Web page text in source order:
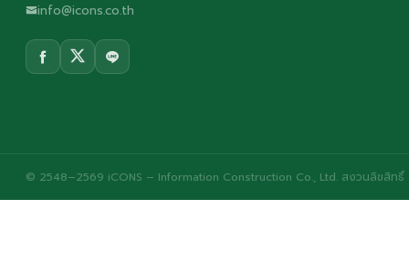
info@icons.co.th
© 2548–2569 iCONS – Information Construction Co., Ltd. สงวนลิขสิทธิ์